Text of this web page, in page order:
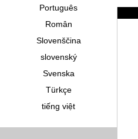
Português
Român
Slovenščina
slovenský
Svenska
Türkçe
tiếng việt